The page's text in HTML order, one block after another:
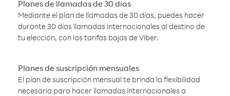
Planes de llamadas de 30 días
Mediante el plan de llamadas de 30 días, puedes hacer
durante 30 días llamadas internacionales al destino de
tu elección, con las tarifas bajas de Viber.
Planes de suscripción mensuales
El plan de suscripción mensual te brinda la flexibilidad
necesaria para hacer llamadas internacionales a